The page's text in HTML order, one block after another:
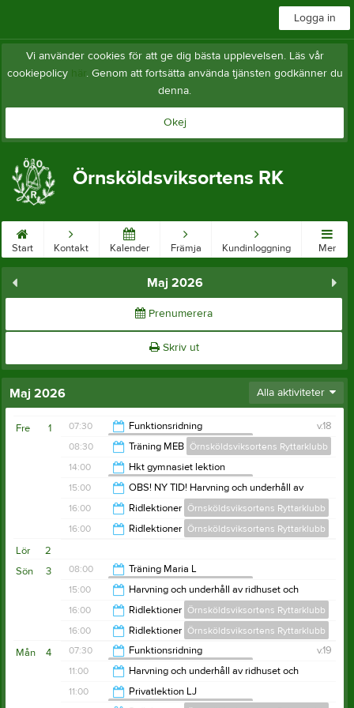
Logga in
Vi använder cookies för att ge dig bästa upplevelsen. Läs vår
cookiepolicy här. Genom att fortsätta använda tjänsten godkänner du
denna.
Okej
Örnsköldsviksortens RK
Start Kontakt Kalender Främja Kundinloggning Mer
Maj 2026
Prenumerera
Skriv ut
Maj 2026 Alla aktiviteter
1
Fre v.18
07:30
Funktionsridning
Örnsköldsviksortens Ryttarklubb
11:00
08:30 Träning MEB Örnsköldsviksortens Ryttarklubb
12:00
14:00
Hkt gymnasiet lektion
Örnsköldsviksortens Ryttarklubb
15:00
15:00
OBS! NY TID! Harvning och underhåll av
ridhuset och utebanor sommartid
Örnsköldsviksortens Ryttarklubb
16:00
16:00 Ridlektioner Örnsköldsviksortens Ryttarklubb
16:00 Ridlektioner Örnsköldsviksortens Ryttarklubb
19:00
2
Lör
3
Sön 08:00
Träning Maria L
Örnsköldsviksortens Ryttarklubb
12:00
15:00
Harvning och underhåll av ridhuset och
utebanor sommartid
Örnsköldsviksortens Ryttarklubb
16:00
16:00 Ridlektioner Örnsköldsviksortens Ryttarklubb
20:00
16:00 Ridlektioner Örnsköldsviksortens Ryttarklubb
20:00
4
Mån v.19
07:30
Funktionsridning
Örnsköldsviksortens Ryttarklubb
09:30
11:00
Harvning och underhåll av ridhuset och
utebanor sommartid
Örnsköldsviksortens Ryttarklubb
11:00
Privatlektion LJ